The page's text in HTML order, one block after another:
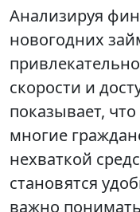
Анализируя
новогодних
скорости и
показывает,
многие
нехваткой
становятся
важно